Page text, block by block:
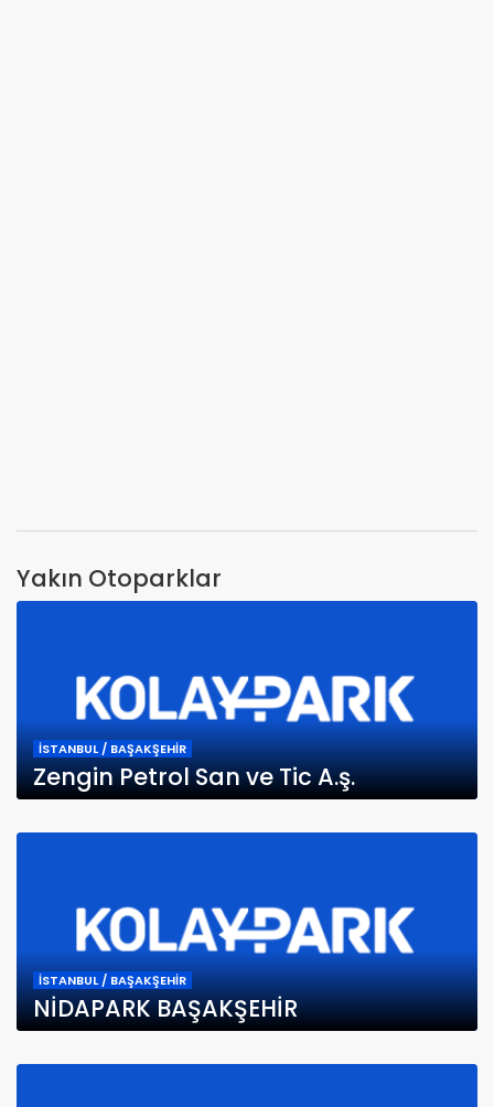
Yakın Otoparklar
İSTANBUL / BAŞAKŞEHİR
Zengin Petrol San ve Tic A.ş.
İSTANBUL / BAŞAKŞEHİR
NİDAPARK BAŞAKŞEHİR